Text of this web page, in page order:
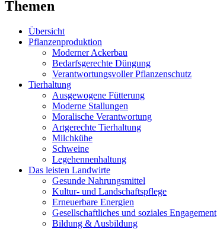
Themen
Übersicht
Pflanzenproduktion
Moderner Ackerbau
Bedarfsgerechte Düngung
Verantwortungsvoller Pflanzenschutz
Tierhaltung
Ausgewogene Fütterung
Moderne Stallungen
Moralische Verantwortung
Artgerechte Tierhaltung
Milchkühe
Schweine
Legehennenhaltung
Das leisten Landwirte
Gesunde Nahrungsmittel
Kultur- und Landschaftspflege
Erneuerbare Energien
Gesellschaftliches und soziales Engagement
Bildung & Ausbildung